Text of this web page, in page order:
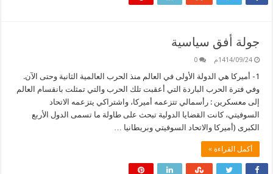
جولة أفق سياسية
1414/09/24م 0
1- أميركا هي الدولة الأولى في العالم منذ الحرب العالمية الثانية وحتى الآن.
وفي فترة الحرب الباردة التي أعقبت تلك الحرب والتي تمثلت بانقسام العالم
إلى معسكرين : رأسمالي تتزعمه أميركا، واشتراكي يتزعمه الاتحاد
السوفيتي، كانت القضايا الدولية تبحث على طاولة ما تسمى الدول الأربع
الكبرى (أميركا والاتحاد السوفيتي وبريطانيا …
أكمل القراءة »